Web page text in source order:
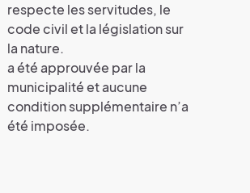
respecte les servitudes, le
code civil et la législation sur
la nature.
a été approuvée par la
municipalité et aucune
condition supplémentaire n’a
été imposée.